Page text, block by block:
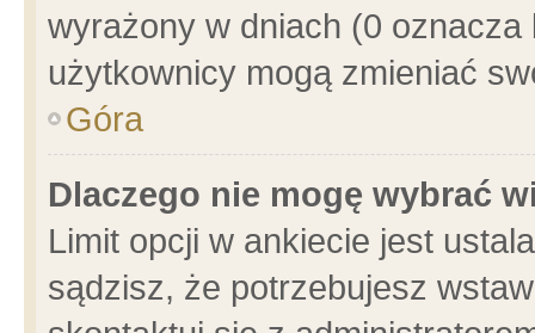
wyrażony w dniach (0
użytkownicy mogą zmieniać
Góra
Dlaczego nie mogę wybrać
Limit opcji w ankiecie jest
sądzisz, że potrzebujesz